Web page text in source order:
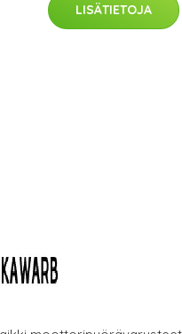
LISÄTIETOJA